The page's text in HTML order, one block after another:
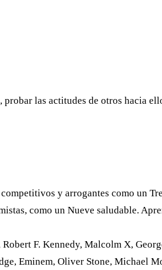
las actitudes de otros hacia
y arrogantes como un
como un Nueve saludable.
F. Kennedy, Malcolm X,
Eminem, Oliver Stone, Michael